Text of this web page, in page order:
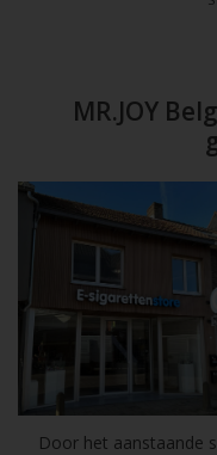
MR.JOY
Door het aanstaande